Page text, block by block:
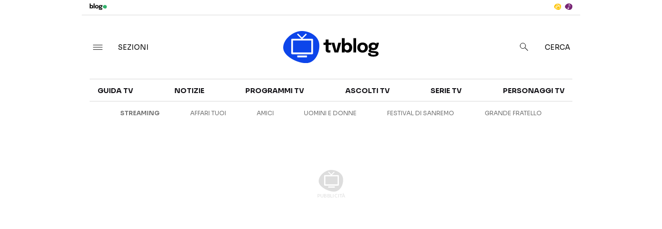
CANALI TV
SERIE TV
ANTEPRIME
SEZIONI CERCA
GUIDA TV NOTIZIE PROGRAMMI TV ASCOLTI TV SERIE TV PERSONAGGI TV
STREAMING AFFARI TUOI AMICI UOMINI E DONNE FESTIVAL DI SANREMO GRANDE FRATELLO